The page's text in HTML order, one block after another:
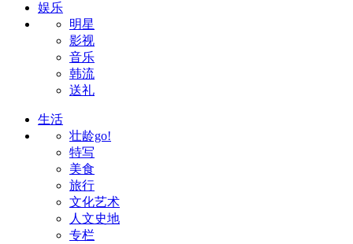
娱乐
明星
影视
音乐
韩流
送礼
生活
壮龄go!
特写
美食
旅行
文化艺术
人文史地
专栏